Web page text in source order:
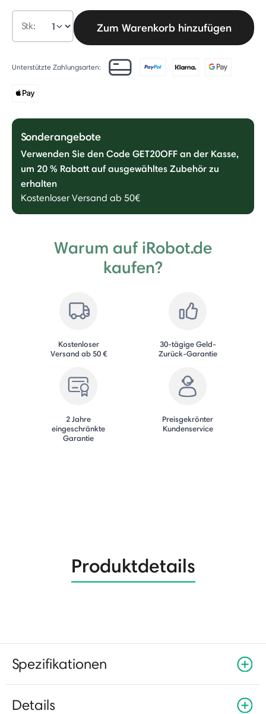
Stk: Zum Warenkorb hinzufügen
Unterstützte Zahlungsarten:
Sonderangebote
Verwenden Sie den Code GET20OFF an der Kasse,
um 20 % Rabatt auf ausgewähltes Zubehör zu
erhalten
Kostenloser Versand ab 50€
Warum auf iRobot.de
kaufen?
Kostenloser
Versand ab 50 €
30-tägige Geld-
Zurück-Garantie
2 Jahre
eingeschränkte
Garantie
Preisgekrönter
Kundenservice
Produktdetails
Spezifikationen
Details